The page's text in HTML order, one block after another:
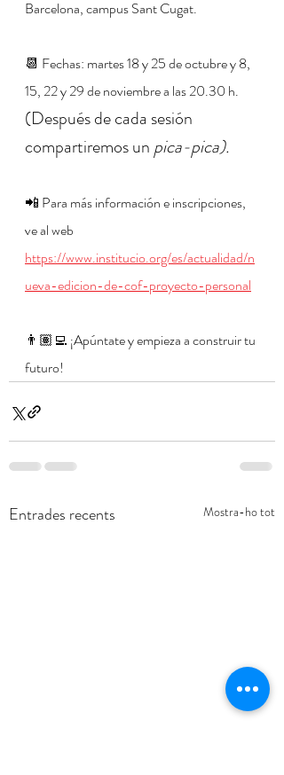
Barcelona, campus Sant Cugat.
📆 Fechas: martes 18 y 25 de octubre y 8,
15, 22 y 29 de noviembre a las 20.30 h.
(Después de cada sesión
compartiremos un pica-pica).
📲 Para más información e inscripciones,
ve al web
https://www.institucio.org/es/actualidad/n
ueva-edicion-de-cof-proyecto-personal
👨🏽‍💻 ¡Apúntate y empieza a construir tu
futuro!
Entrades recents Mostra-ho tot